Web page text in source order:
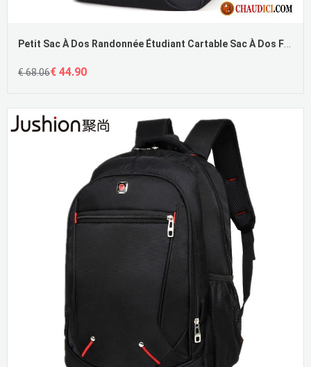
Petit Sac À Dos Randonnée Étudiant Cartable Sac À Dos Femme Campus
€ 68.06€ 44.90